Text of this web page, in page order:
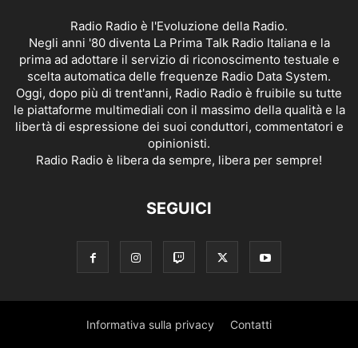
Radio Radio è l'Evoluzione della Radio.
Negli anni '80 diventa La Prima Talk Radio Italiana e la
prima ad adottare il servizio di riconoscimento testuale e
scelta automatica delle frequenze Radio Data System.
Oggi, dopo più di trent'anni, Radio Radio è fruibile su tutte
le piattaforme multimediali con il massimo della qualità e la
libertà di espressione dei suoi conduttori, commentatori e
opinionisti.
Radio Radio è libera da sempre, libera per sempre!
SEGUICI
Informativa sulla privacy Contatti